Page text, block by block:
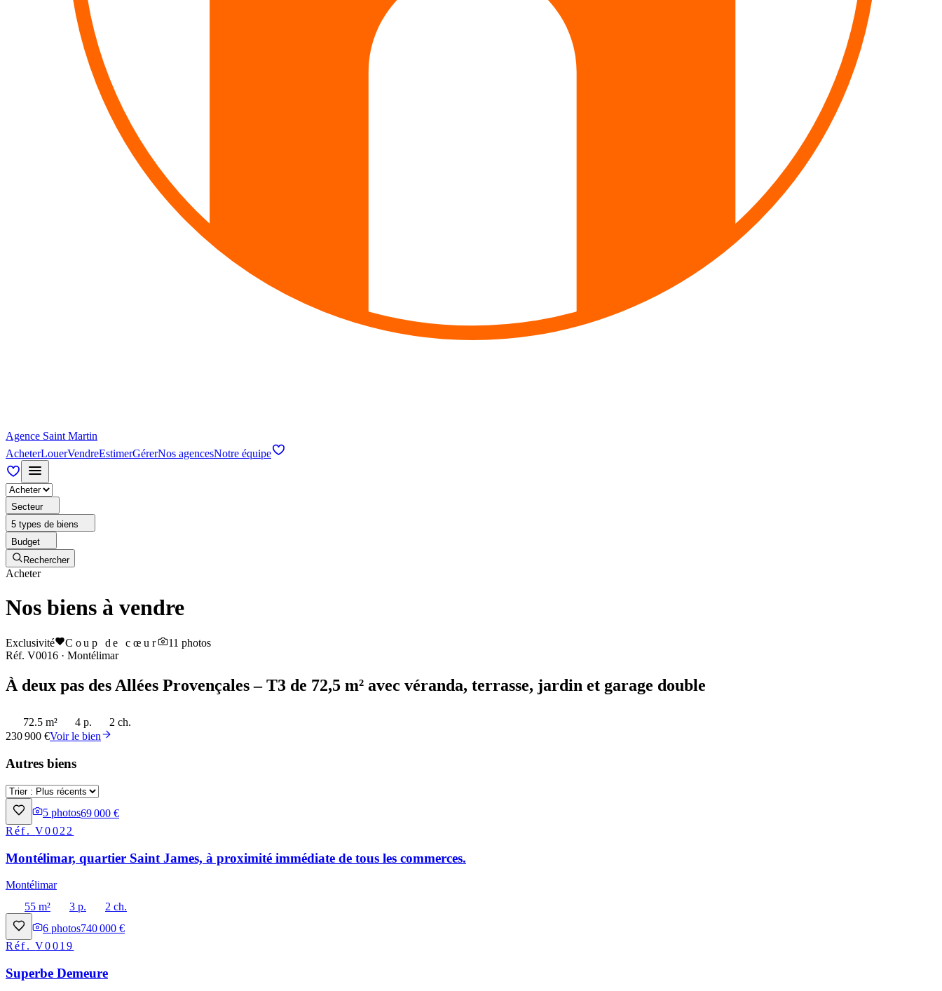
Agence Saint Martin
AcheterLouerVendreEstimerGérerNos agencesNotre équipe
Secteur
5 types de biens
Budget
Rechercher
Acheter
Nos biens à vendre
Exclusivité Coup de cœur 11 photos
Réf. V0016 · Montélimar
À deux pas des Allées Provençales – T3 de 72,5 m² avec véranda, terrasse, jardin et garage double
72.5 m² 4 p.
2 ch.
230 900 €Voir le bien
Autres biens
5 photos69 000 €
Réf.V0022
Montélimar, quartier Saint James, à proximité immédiate de tous les commerces.
Montélimar
55 m²
3 p.
2 ch.
6 photos740 000 €
Réf.V0019
Superbe Demeure